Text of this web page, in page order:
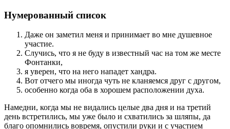
Нумерованный список
Даже он заметил меня и принимает во мне душевное
участие.
Случись, что я не буду в известный час на том же месте
Фонтанки,
я уверен, что на него нападет хандра.
Вот отчего мы иногда чуть не кланяемся друг с другом,
особенно когда оба в хорошем расположении духа.
Намедни, когда мы не видались целые два дня и на третий
день встретились, мы уже было и схватились за шляпы, да
благо опомнились вовремя, опустили руки и с участием